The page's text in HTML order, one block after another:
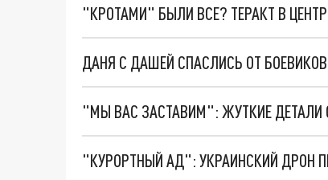
"КРОТАМИ" БЫЛИ ВСЕ? ТЕРАКТ В
ДАНЯ С ДАШЕЙ СПАСЛИСЬ ОТ
"КУРОРТНЫЙ АД": УКРАИНСКИЙ ДРОН